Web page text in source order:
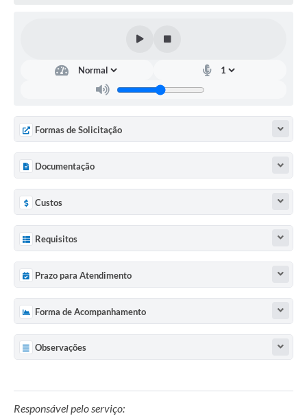
Formas de Solicitação
Documentação
Custos
Requisitos
Prazo para Atendimento
Forma de Acompanhamento
Observações
Responsável pelo serviço: